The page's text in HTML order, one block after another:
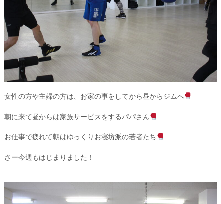
女性の方や主婦の方は、お家の事をしてから昼からジムへ
朝に来て昼からは家族サービスをするパパさん
お仕事で疲れて朝はゆっくりお寝坊派の若者たち
さー今週もはじまりました！